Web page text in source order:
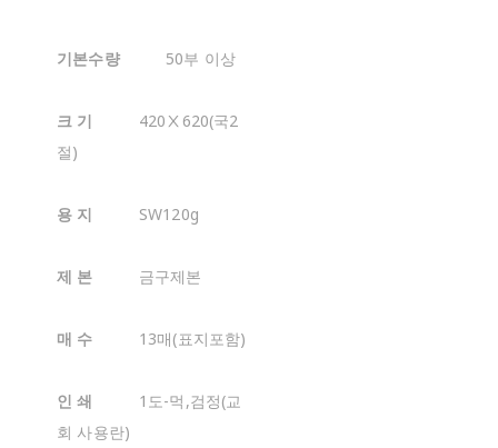
기본수량 50부 이상
크 기
420Ⅹ620(국2
절)
용 지 SW120g
제 본 금구제본
매 수 13매(표지포함)
인 쇄
1도-먹,검정(교
회 사용란)